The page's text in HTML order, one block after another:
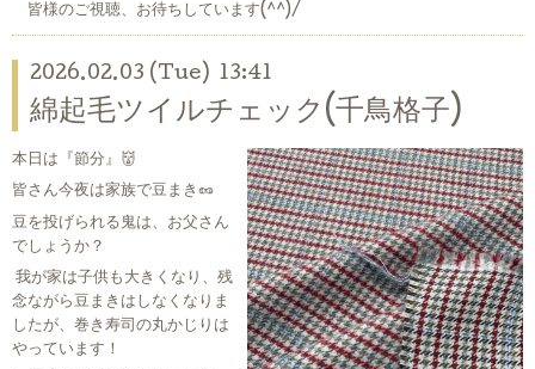
皆様のご視聴、お待ちしています(^^)/
2026.02.03 (Tue) 13:41
綿起毛ツイルチェック(千鳥格子)
本日は『節分』👹
皆さん今夜は家族で豆まき🥜
豆を投げられる鬼は、お父さん
でしょうか？
我が家は子供も大きくなり、残
念ながら豆まきはしなくなりま
したが、巻き寿司の丸かじりは
やっています！